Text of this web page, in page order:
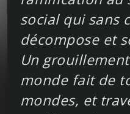
social qui sans
décompose et
Un
monde fait de
mondes, et